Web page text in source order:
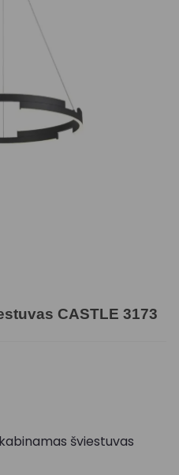
CASTLE 3173
šviestuvas